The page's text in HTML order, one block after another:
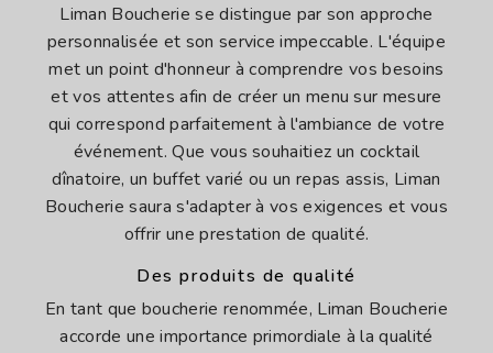
Liman Boucherie se distingue par son approche
personnalisée et son service impeccable. L'équipe
met un point d'honneur à comprendre vos besoins
et vos attentes afin de créer un menu sur mesure
qui correspond parfaitement à l'ambiance de votre
événement. Que vous souhaitiez un cocktail
dînatoire, un buffet varié ou un repas assis, Liman
Boucherie saura s'adapter à vos exigences et vous
offrir une prestation de qualité.
Des produits de qualité
En tant que boucherie renommée, Liman Boucherie
accorde une importance primordiale à la qualité